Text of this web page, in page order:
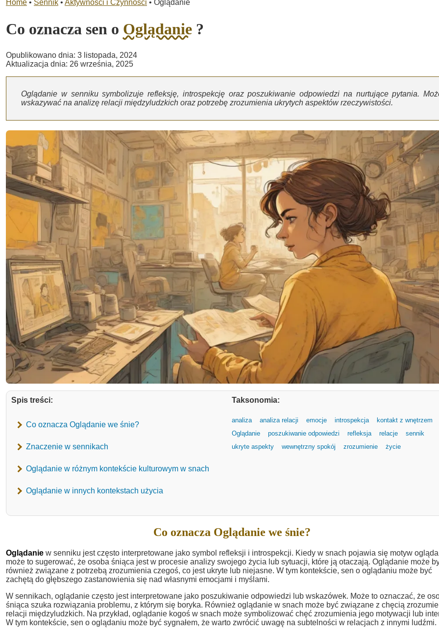
Home • Sennik • Aktywności i Czynności • Oglądanie
Co oznacza sen o Oglądanie ?
Opublikowano dnia: 3 listopada, 2024
Aktualizacja dnia: 26 września, 2025
Oglądanie w senniku symbolizuje refleksję, introspekcję oraz poszukiwanie odpowiedzi na nurtujące pytania.
wskazywać na analizę relacji międzyludzkich oraz potrzebę zrozumienia ukrytych aspektów rzeczywistości.
Spis treści:
Co oznacza Oglądanie we śnie?
Znaczenie w sennikach
Oglądanie w różnym kontekście kulturowym w snach
Oglądanie w innych kontekstach użycia
Taksonomia:
analiza analiza relacji emocje introspekcja
kontakt z wnętrzem
Oglądanie
poszukiwanie odpowiedzi refleksja relacje
sennik
ukryte aspekty
wewnętrzny spokój zrozumienie życie
Co oznacza Oglądanie we śnie?
Oglądanie w senniku jest często interpretowane jako symbol refleksji i introspekcji. Kiedy w snach pojawia się motyw
może to sugerować, że osoba śniąca jest w procesie analizy swojego życia lub sytuacji, które ją otaczają. Oglądanie może
również związane z potrzebą zrozumienia czegoś, co jest ukryte lub niejasne. W tym kontekście, sen o oglądaniu może być
zachętą do głębszego zastanowienia się nad własnymi emocjami i myślami.
W sennikach, oglądanie często jest interpretowane jako poszukiwanie odpowiedzi lub wskazówek. Może to oznaczać, że
śniąca szuka rozwiązania problemu, z którym się boryka. Również oglądanie w snach może być związane z chęcią
relacji międzyludzkich. Na przykład, oglądanie kogoś w snach może symbolizować chęć zrozumienia jego motywacji lub
W tym kontekście, sen o oglądaniu może być sygnałem, że warto zwrócić uwagę na subtelności w relacjach z innymi ludźmi.